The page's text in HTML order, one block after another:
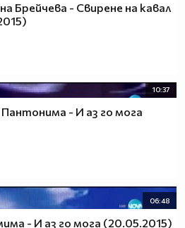
Брейчева - Свирене на кавал
10:37
- И аз го мога
06:48
- И аз го мога (20.05.2015)